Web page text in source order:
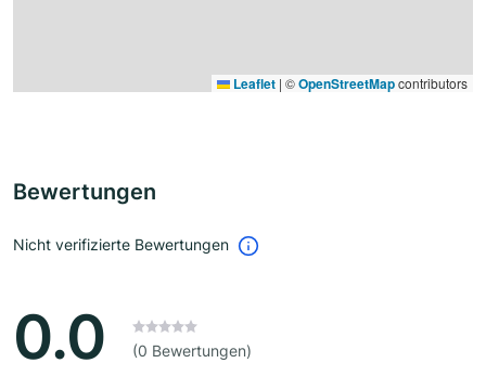
Leaflet | ©OpenStreetMapcontributors
Bewertungen
Nicht verifizierte Bewertungen
0.0 (0 Bewertungen)